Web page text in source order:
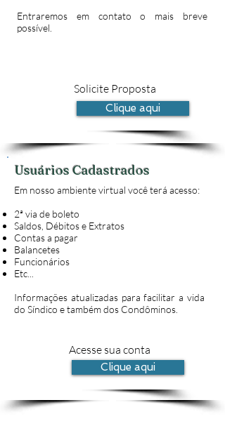
Entraremos em contato o mais breve
possível.
Solicite Proposta
Clique aqui
Usuários Cadastrados
Em nosso ambiente virtual você terá acesso:
2ª via de boleto
Saldos, Débitos e Extratos
Contas a pagar
Balancetes
Funcionários
Etc...
Informações atualizadas para facilitar a vida
do Síndico e também dos Condôminos.
Acesse sua conta
Clique aqui